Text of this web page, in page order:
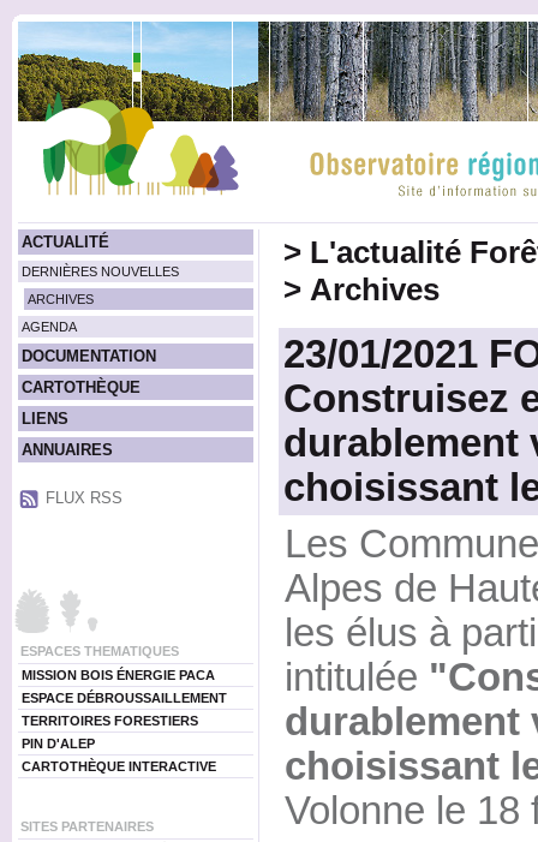
ACTUALITÉ
DERNIÈRES NOUVELLES
ARCHIVES
AGENDA
DOCUMENTATION
CARTOTHÈQUE
LIENS
ANNUAIRES
FLUX RSS
ESPACES THEMATIQUES
MISSION BOIS ÉNERGIE PACA
ESPACE DÉBROUSSAILLEMENT
TERRITOIRES FORESTIERS
PIN D'ALEP
CARTOTHÈQUE INTERACTIVE
SITES PARTENAIRES
> L'actualité
> Archives
23/01/2021
Construisez
durablement
choisissant
Les
Alpes de
les élus à
intitulée
durablement
choisissant
Volonne le 18